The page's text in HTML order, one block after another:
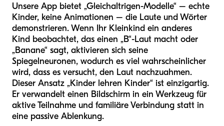
Unsere App bietet „Gleichaltrigen-Modelle“ – echte
Kinder, keine Animationen – die Laute und Wörter
demonstrieren. Wenn Ihr Kleinkind ein anderes
Kind beobachtet, das einen „B“-Laut macht oder
„Banane“ sagt, aktivieren sich seine
Spiegelneuronen, wodurch es viel wahrscheinlicher
wird, dass es versucht, den Laut nachzuahmen.
Dieser Ansatz „Kinder lehren Kinder“ ist einzigartig.
Er verwandelt einen Bildschirm in ein Werkzeug für
aktive Teilnahme und familiäre Verbindung statt in
eine passive Ablenkung.